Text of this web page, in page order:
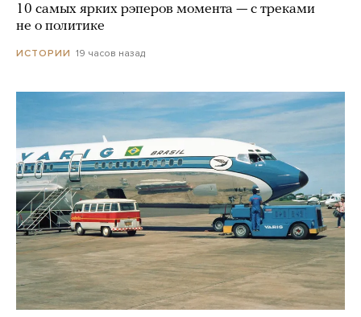
10 самых ярких рэперов момента — с треками
не о политике
ИСТОРИИ 19 часов назад